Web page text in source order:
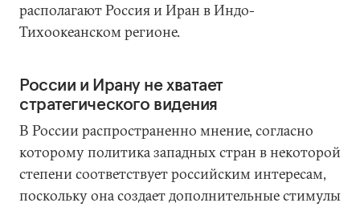
располагают Россия и Иран в Индо-
Тихоокеанском регионе.
России и Ирану не хватает
стратегического видения
В России распространенно мнение, согласно
которому политика западных стран в некоторой
степени соответствует российским интересам,
поскольку она создает дополнительные стимулы